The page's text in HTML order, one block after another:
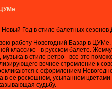
Год в стиле балетных сезонов
работу Новогодний Базар в
классике - в русском балете.
в стиле ретро - все это
вечное стремление к
с оформлением
в ее роскошном, усыпанном
судьбу.